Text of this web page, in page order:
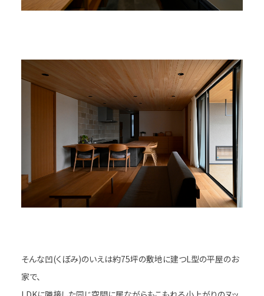
そんな凹(くぼみ)のいえは約75坪の敷地に建つL型の平屋のお
家で、